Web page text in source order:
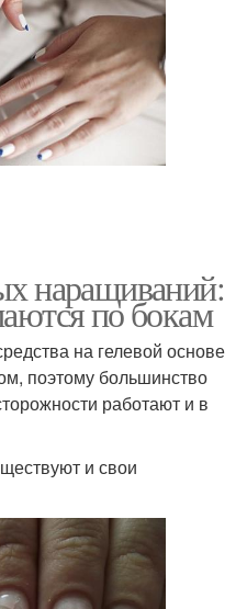
наращиваний:
по бокам
на гелевой основе
поэтому большинство
работают и в
и свои